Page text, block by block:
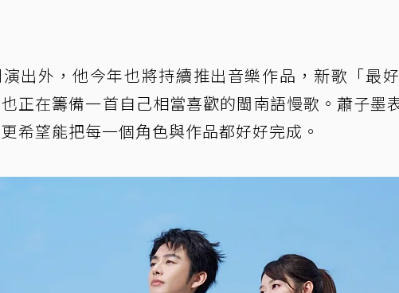
出外，他今年也將持續推出音樂作品，新歌「最
正在籌備一首自己相當喜歡的閩南語慢歌。蕭子墨
希望能把每一個角色與作品都好好完成。